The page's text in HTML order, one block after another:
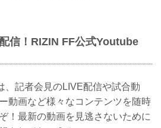
信！RIZIN FF公式Youtube
、記者会見のLIVE配信や試合動
動画など様々なコンテンツを随時
！最新の動画を見逃さないために